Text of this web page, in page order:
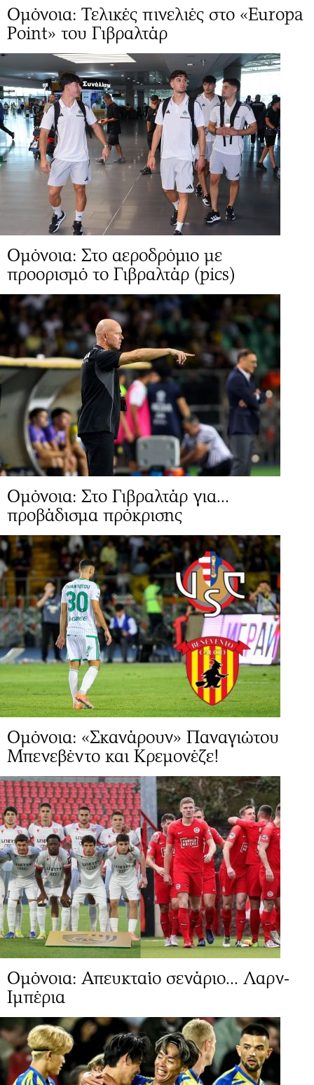
Ομόνοια: Τελικές πινελιές στο «Europa
Point» του Γιβραλτάρ
Ομόνοια: Στο αεροδρόμιο με
προορισμό το Γιβραλτάρ (pics)
Ομόνοια: Στο Γιβραλτάρ για...
προβάδισμα πρόκρισης
Ομόνοια: «Σκανάρουν» Παναγιώτου
Μπενεβέντο και Κρεμονέζε!
Ομόνοια: Απευκταίο σενάριο... Λαρν-
Ιμπέρια